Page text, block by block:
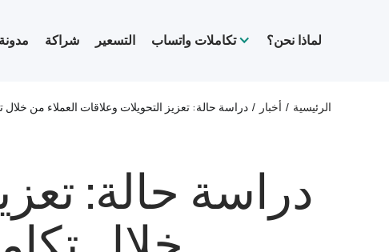
لماذا نحن؟ تكاملات واتساب التسعير شراكة مدونة
الرئيسية / أخبار / دراسة حالة: تعزيز التحويلات وعلاقات العملاء من
دراسة حالة: